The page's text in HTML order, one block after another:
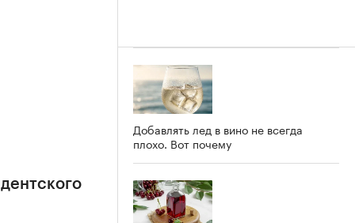
Добавлять лед в вино не всегда
плохо. Вот почему